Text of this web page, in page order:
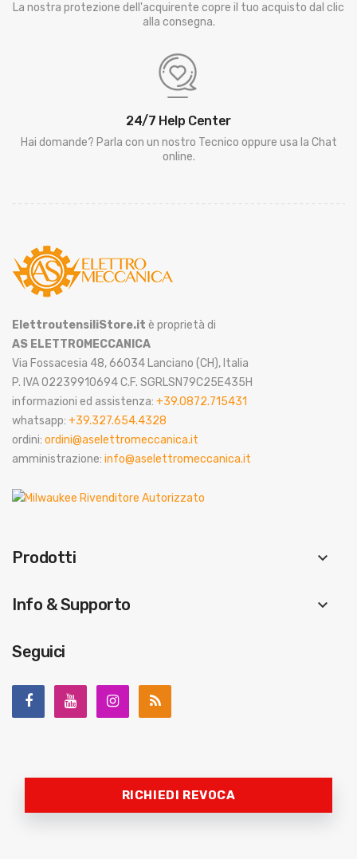
La nostra protezione dell'acquirente copre il tuo acquisto dal clic
alla consegna.
24/7 Help Center
Hai domande? Parla con un nostro Tecnico oppure usa la Chat
online.
ElettroutensiliStore.it è proprietà di
AS ELETTROMECCANICA
Via Fossacesia 48, 66034 Lanciano (CH), Italia
P. IVA 02239910694 C.F. SGRLSN79C25E435H
informazioni ed assistenza: +39.0872.715431
whatsapp: +39.327.654.4328
ordini: ordini@aselettromeccanica.it
amministrazione: info@aselettromeccanica.it
Prodotti keyboard_arrow_down
Info & Supporto keyboard_arrow_down
Seguici
RICHIEDI REVOCA